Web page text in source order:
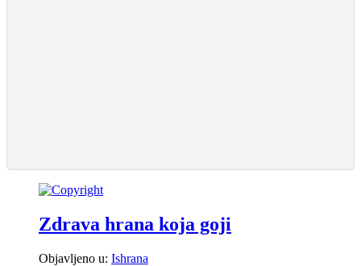
Zdrava hrana koja goji
Objavljeno u: Ishrana